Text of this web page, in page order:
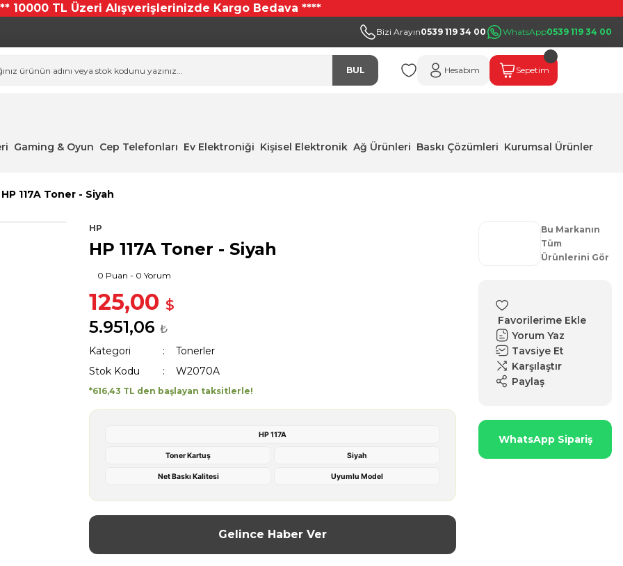
10000 TL Üzeri Alışverişlerinizde Kargo Bedava ****
Bizi Arayın0539 119 34 00 WhatsApp0539 119 34 00
BUL Hesabım Sepetim
Gaming & Oyun Cep Telefonları Ev Elektroniği Kişisel Elektronik Ağ Ürünleri Baskı Çözümleri Kurumsal Ürünler
HP 117A Toner - Siyah
HP
HP 117A Toner - Siyah
0 Puan - 0 Yorum
125,00 $
5.951,06 ₺
Kategori
Tonerler
Stok Kodu
W2070A
*616,43 TL den başlayan taksitlerle!
HP 117A
Toner Kartuş Siyah
Net Baskı Kalitesi Uyumlu Model
Gelince Haber Ver
Bu Markanın
Tüm
Ürünlerini Gör
Yorum Yaz
Tavsiye Et
Karşılaştır
Paylaş
WhatsApp Sipariş